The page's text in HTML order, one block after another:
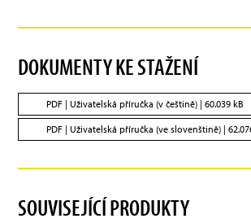
DOKUMENTY KE STAŽENÍ
PDF |Uživatelská příručka (v češtině) | 60.039 kB
PDF |Uživatelská příručka (ve slovenštině) |
SOUVISEJÍCÍ PRODUKTY